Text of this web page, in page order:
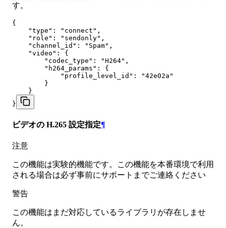
す。
{
    "type": "connect",
    "role": "sendonly",
    "channel_id": "Spam",
    "video": {
        "codec_type": "H264",
        "h264_params": {
            "profile_level_id": "42e02a"
        }
    }
}
ビデオの H.265 設定指定¶
注意
この機能は実験的機能です。この機能を本番環境で利用
される場合は必ず事前にサポートまでご連絡ください
警告
この機能はまだ対応しているライブラリが存在しませ
ん。